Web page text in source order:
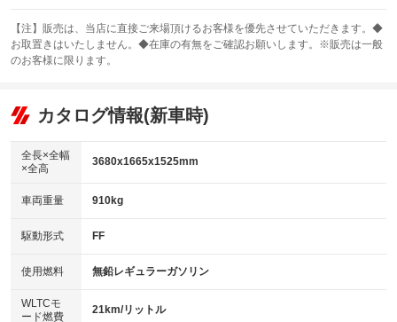
：装備なし
サンルーフ
：装備なし ABS
リフトアップ
：装備なし
：装備なし
パワーウィンドウ
アイドリングストップ
：装備あり
USB入力端子
：装備なし
100V電源
：装備なし
センターデフロック
：装備なし
カーナビ：メモリーナビ他
：装備あり
TV：フルセグ
：装備あり
ビジュアル：-／DVD再生
：装備あり
：装備あり
革シート
キーレス
HID(キセノンライト)
：装備なし
バックカメラ
：装備あり
エアロ
：装備なし
【注】販売は、当店に直接ご来場頂けるお客様を優先させていただきます。◆
お取置きはいたしません。◆在庫の有無をご確認お願いします。※販売は一般
のお客様に限ります。
カタログ情報(新車時)
全長×全幅
×全高
3680x1665x1525mm
車両重量 910kg
駆動形式 FF
使用燃料 無鉛レギュラーガソリン
WLTCモ
ード燃費
21km/リットル